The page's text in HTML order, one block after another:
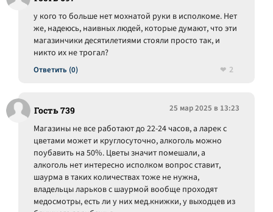
Ответить (0)
у кого то больше нет мохнатой руки в исполкоме. Нет
же, надеюсь, наивных людей, которые думают, что эти
магазинчики десятилетиями стояли просто так, и
никто их не трогал?
2
Гость 739 25 мар 2025 в 13:23
Магазины не все работают до 22-24 часов, а ларек с
цветами может и круглосуточно, алкоголь можно
поубавить на 50%. Цветы значит помешали, а
алкоголь нет интересно исполком вопрос ставит,
шаурма в таких количествах тоже не нужна,
владельцы ларьков с шаурмой вообще проходят
медосмотры, есть ли у них мед.книжки, у выходцев из